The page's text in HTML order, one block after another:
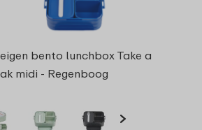
bento lunchbox Take a
midi - Regenboog